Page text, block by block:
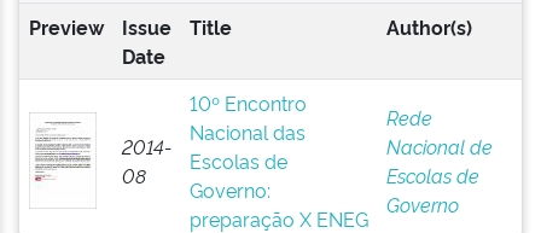
Preview
Issue
Date
Title Author(s)
2014-
08
10º Encontro
Nacional das
Escolas de
Governo:
preparação X ENEG
Rede
Nacional de
Escolas de
Governo